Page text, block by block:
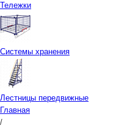
Тележки
Системы хранения
Лестницы передвижные
Главная
/